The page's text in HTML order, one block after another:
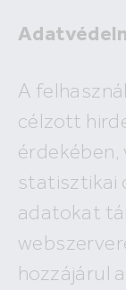
A
célzott
érdekében,
statisztikai
adatokat
hozzájárul
A